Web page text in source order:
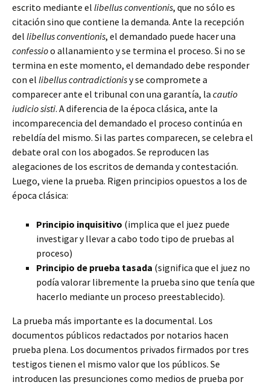
escrito mediante el libellus conventionis, que no sólo es
citación sino que contiene la demanda. Ante la recepción
del libellus conventionis, el demandado puede hacer una
confessioo allanamiento y se termina el proceso. Si no se
termina en este momento, el demandado debe responder
con el libellus contradictionisy se compromete a
comparecer ante el tribunal con una garantía, la cautio
iudicio sisti. A diferencia de la época clásica, ante la
incomparecencia del demandado el proceso continúa en
rebeldía del mismo. Si las partes comparecen, se celebra el
debate oral con los abogados. Se reproducen las
alegaciones de los escritos de demanda y contestación.
Luego, viene la prueba. Rigen principios opuestos a los de
época clásica:
Principio inquisitivo (implica que el juez puede
investigar y llevar a cabo todo tipo de pruebas al
proceso)
Principio de prueba tasada (significa que el juez no
podía valorar libremente la prueba sino que tenía que
hacerlo mediante un proceso preestablecido).
La prueba más importante es la documental. Los
documentos públicos redactados por notarios hacen
prueba plena. Los documentos privados firmados por tres
testigos tienen el mismo valor que los públicos. Se
introducen las presunciones como medios de prueba por